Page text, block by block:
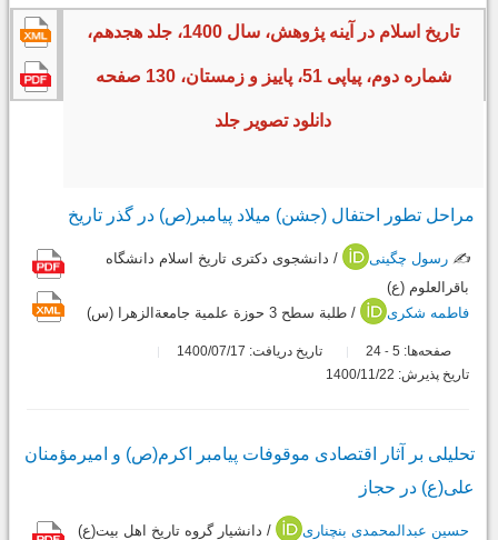
تاریخ اسلام در آینه پژوهش، سال 1400، جلد هجدهم،
شماره دوم، پیاپی 51، پاییز و زمستان، 130 صفحه
دانلود تصویر جلد
مراحل تطور احتفال (جشن) میلاد پیامبر(ص) در گذر تاریخ
✍️ رسول چگینی
/ دانشجوی دکتری تاریخ اسلام دانشگاه
باقرالعلوم (ع)
فاطمه شکری
/ طلبة سطح 3 حوزة علمیة جامعةالزهرا (س)
صفحه‌ها: 5
-
تاریخ دریافت: 1400/07/17
تاریخ پذیرش: 1400/11/22
تحلیلی بر آثار اقتصادی موقوفات پیامبر اکرم(ص) و امیرمؤمنان
علی(ع) در حجاز
حسین عبدالمحمدی بنچناری
/ دانشیار گروه تاریخ اهل بیت(ع)